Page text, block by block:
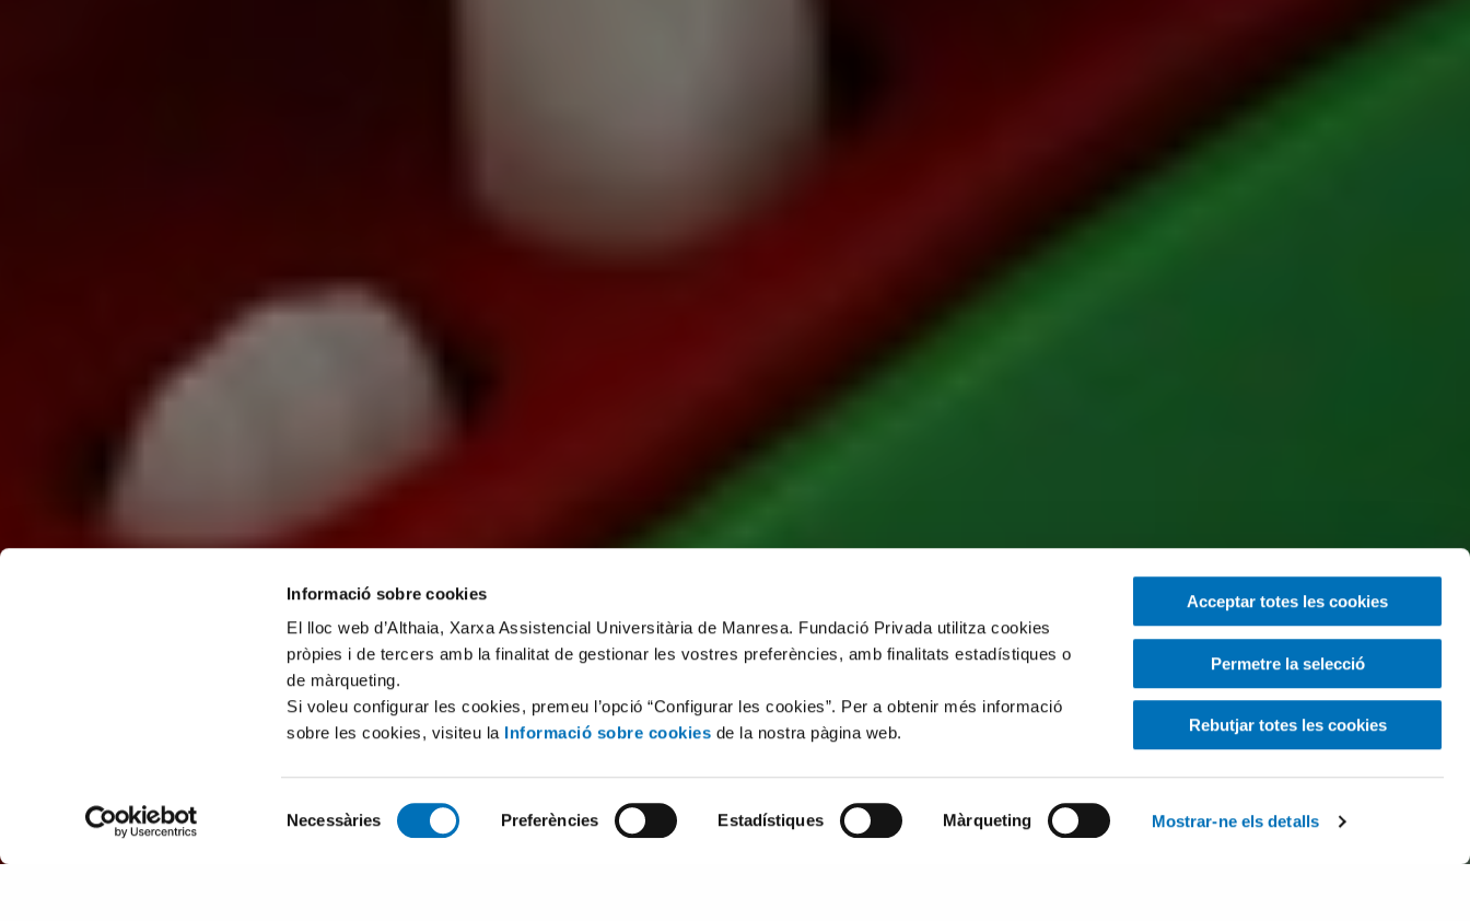
Informació sobre cookies
El lloc web d’Althaia, Xarxa Assistencial Universitària de Manresa. Fundació Privada utilitza cookies
pròpies i de tercers amb la finalitat de gestionar les vostres preferències, amb finalitats estadístiques o
de màrqueting.
Si voleu configurar les cookies, premeu l’opció “Configurar les cookies”. Per a obtenir més informació
sobre les cookies, visiteu la Informació sobre cookies de la nostra pàgina web.
de
Necessàries Preferències Estadístiques Màrqueting Mostrar-ne els detalls
Acceptar totes les cookies
Permetre la selecció
Rebutjar totes les cookies